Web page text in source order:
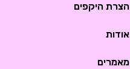
הצרת היקפים
אודות
מאמרים